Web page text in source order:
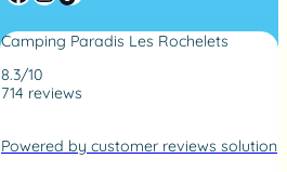
Camping Paradis Les Rochelets
8.3/10
714 reviews
,Powered by customer reviews solution